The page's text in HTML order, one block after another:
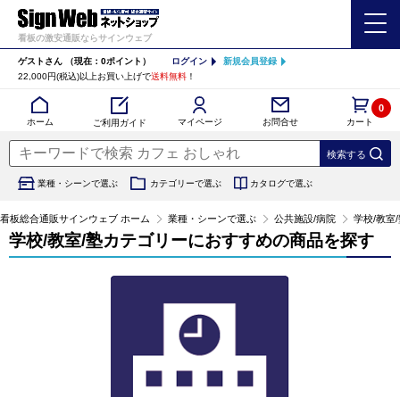
看板の激安通販ならサインウェブ
ゲストさん （現在：0ポイント） ログイン
新規会員登録
22,000円(税込)以上お買い上げで送料無料 ！
ホーム ご利用ガイド マイページ お問合せ カート
0
業種・シーンで選ぶ カテゴリーで選ぶ カタログで選ぶ
看板総合通販サインウェブ ホーム 業種・シーンで選ぶ 公共施設/病院 学校/教室/
学校/教室/塾カテゴリーにおすすめの商品を探す